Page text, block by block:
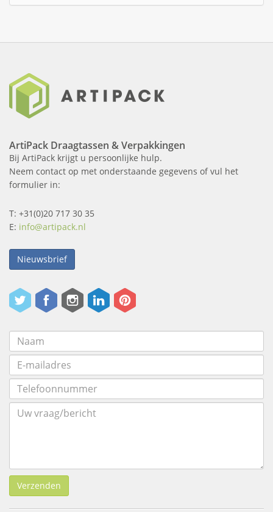
ArtiPack Draagtassen & Verpakkingen
Bij ArtiPack krijgt u persoonlijke hulp.
Neem contact op met onderstaande gegevens of vul het
formulier in:
T: +31(0)20 717 30 35
E: info@artipack.nl
Nieuwsbrief
Verzenden